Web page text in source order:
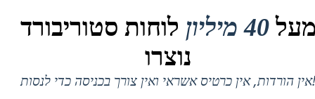
40 מיליון
לוחות סטוריבורד
נוצרו
אין הורדות, אין כרטיס אשראי ואין צורך בכניסה כדי לנסות!